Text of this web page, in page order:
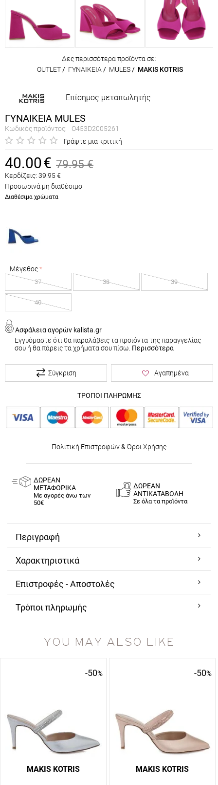
Δες περισσότερα προϊόντα σε:
OUTLET/ ΓΥΝΑΙΚΕΙΑ / MULES/ MAKIS KOTRIS
Επίσημος μεταπωλητής
ΓΥΝΑΙΚΕΙΑ MULES
Κωδικός προϊόντος:
O453D2005261
Γράψτε μια κριτική
40.00€ 79.95 €
Κερδίζεις: 39.95 €
Προσωρινά μη διαθέσιμο
Διαθέσιμα χρώματα
Μέγεθος
37 38 39
40
Ασφάλεια αγορών kalista.gr
Εγγυόμαστε ότι θα παραλάβεις τα προϊόντα της παραγγελίας
σου ή θα πάρεις τα χρήματα σου πίσω. Περισσότερα
Σύγκριση Αγαπημένα
ΤΡΟΠΟΙ ΠΛΗΡΩΜΗΣ
Πολιτική Επιστροφών& Όροι Χρήσης
ΔΩΡΕΑΝ
ΜΕΤΑΦΟΡΙΚΑ
Με αγορές άνω των
50€
ΔΩΡΕΑΝ
ΑΝΤΙΚΑΤΑΒΟΛΗ
Σε όλα τα προϊόντα
Περιγραφή
Χαρακτηριστικά
Επιστροφές - Αποστολές
Τρόποι πληρωμής
YOU MAY ALSO LIKE
-50%
MAKIS KOTRIS
-50%
MAKIS KOTRIS